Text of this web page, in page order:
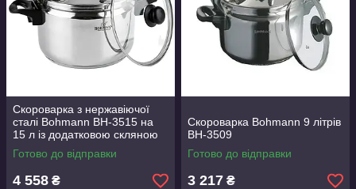
Скороварка з нержавіючої
сталі Bohmann BH-3515 на
15 л із додатковою скляною
кришкою
Готово до відправки
4 558 ₴
Скороварка Bohmann 9 літрів
BH-3509
Готово до відправки
3 217 ₴